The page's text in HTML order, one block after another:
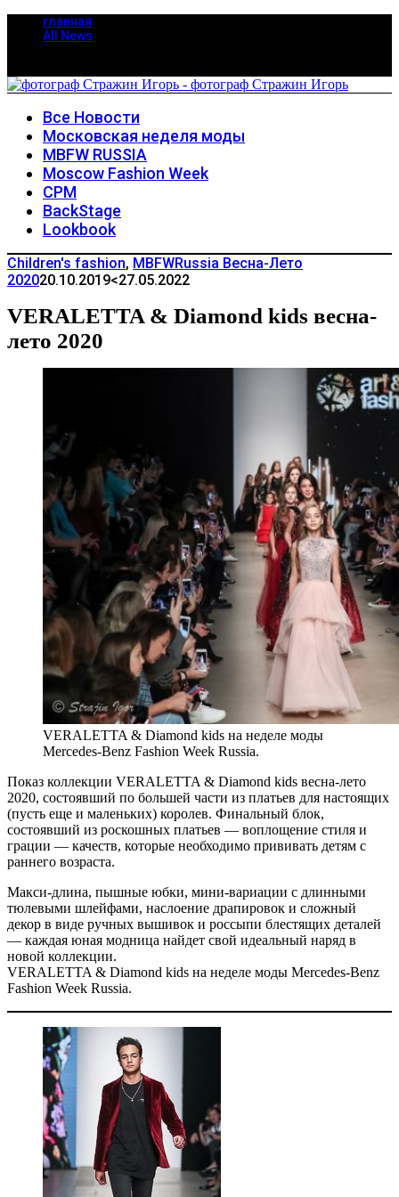
главная
All News
Все Новости
Московская неделя моды
MBFW RUSSIA
Moscow Fashion Week
CPM
BackStage
Lookbook
Children's fashion, MBFWRussia Весна-Лето
202020.10.2019<27.05.2022
VERALETTA & Diamond kids весна-
лето 2020
VERALETTA & Diamond kids на неделе моды
Mercedes-Benz Fashion Week Russia.
Показ коллекции VERALETTA & Diamond kids весна-лето
2020, состоявший по большей части из платьев для настоящих
(пусть еще и маленьких) королев. Финальный блок,
состоявший из роскошных платьев — воплощение стиля и
грации — качеств, которые необходимо прививать детям с
раннего возраста.
Макси-длина, пышные юбки, мини-вариации с длинными
тюлевыми шлейфами, наслоение драпировок и сложный
декор в виде ручных вышивок и россыпи блестящих деталей
— каждая юная модница найдет свой идеальный наряд в
новой коллекции.
VERALETTA & Diamond kids на неделе моды Mercedes-Benz
Fashion Week Russia.